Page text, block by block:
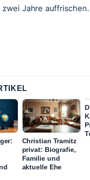
Jahre auffrischen.
Christian Tramitz
privat: Biografie,
Familie und
aktuelle Ehe